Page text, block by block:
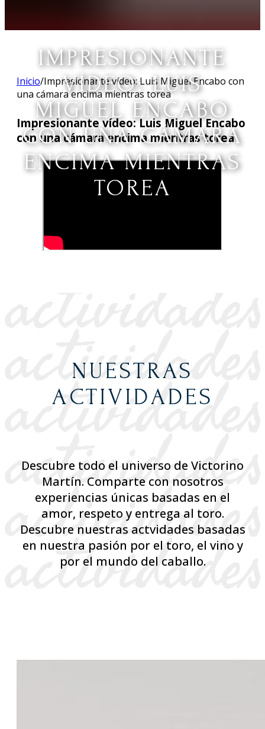
IMPRESIONANTE
VÍDEO: LUIS
MIGUEL ENCABO
CON UNA CÁMARA
ENCIMA MIENTRAS
TOREA
Inicio/Impresionante vídeo: Luis Miguel Encabo con
una cámara encima mientras torea
Impresionante vídeo: Luis Miguel Encabo
con una cámara encima mientras torea
NUESTRAS
ACTIVIDADES
Descubre todo el universo de Victorino
Martín. Comparte con nosotros
experiencias únicas basadas en el
amor, respeto y entrega al toro.
Descubre nuestras actvidades basadas
en nuestra pasión por el toro, el vino y
por el mundo del caballo.